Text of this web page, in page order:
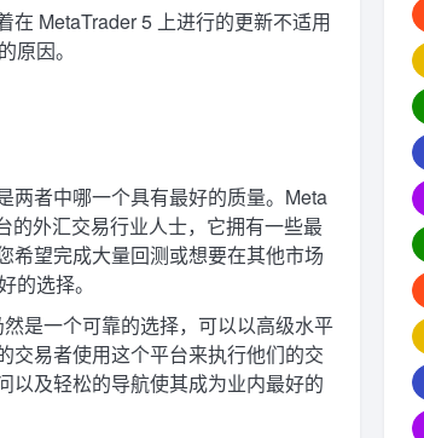
MetaTrader 5 上进行的更新不适用
原因。
两者中哪一个具有最好的质量。Meta
的外汇交易行业人士，它拥有一些最
希望完成大量回测或想要在其他市场
的选择。
是一个可靠的选择，可以以高级水平
交易者使用这个平台来执行他们的交
以及轻松的导航使其成为业内最好的